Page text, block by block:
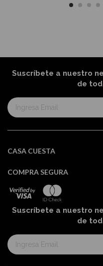
Suscríbete a nuestro
de
Suscríbase
al
informativo:
CASA CUESTA
COMPRA SEGURA
Suscríbete a nuestro
de
Suscríbase
al